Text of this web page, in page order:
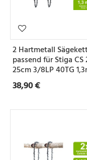
2 Hartmetall
passend für Stiga CS
25cm 3/8LP 40TG
38,90 €